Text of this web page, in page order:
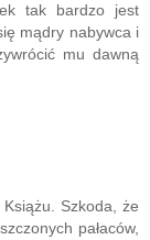
tak bardzo jest
mądry nabywca i
mu dawną
Szkoda, że
pałaców,